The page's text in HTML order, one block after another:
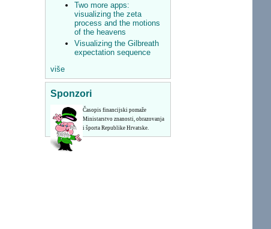
Two more apps:
visualizing the zeta
process and the motions
of the heavens
Visualizing the Gilbreath
expectation sequence
više
Sponzori
Časopis financijski pomaže
Ministarstvo znanosti, obrazovanja
i športa Republike Hrvatske.